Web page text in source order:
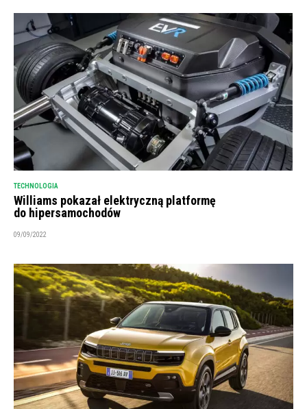
TECHNOLOGIA
Williams pokazał elektryczną platformę
do hipersamochodów
09/09/2022